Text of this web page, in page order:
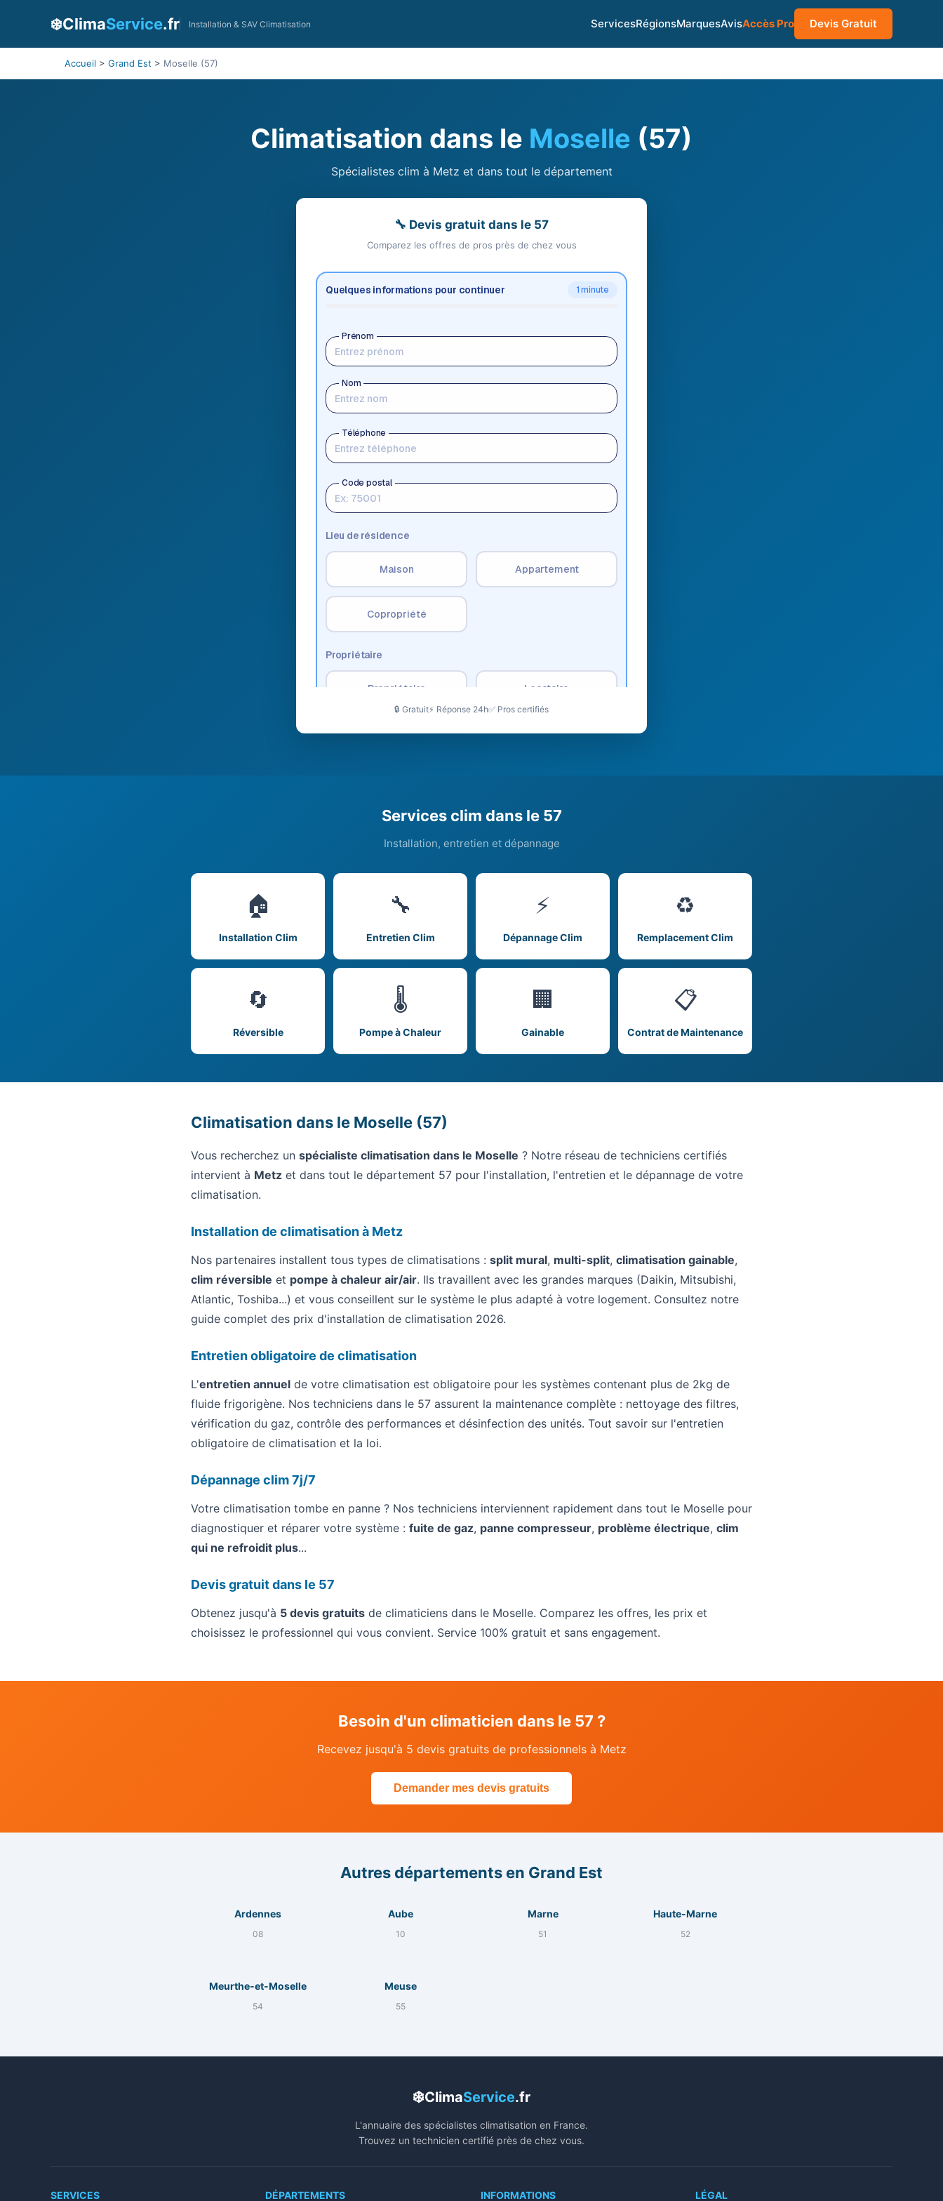
❄️ClimaService.fr Installation & SAV Climatisation ServicesRégionsMarquesAvisAccès Pro Devis Gratuit
Accueil > Grand Est > Moselle (57)
Climatisation dans le Moselle (57)
Spécialistes clim à Metz et dans tout le département
🔧 Devis gratuit dans le 57
Comparez les offres de pros près de chez vous
🔒 Gratuit⚡ Réponse 24h✅ Pros certifiés
Services clim dans le 57
Installation, entretien et dépannage
🏠
Installation Clim
🔧
Entretien Clim
⚡
Dépannage Clim
♻️
Remplacement Clim
🔄
Réversible
🌡️
Pompe à Chaleur
🏢
Gainable
📋
Contrat de Maintenance
Climatisation dans le Moselle (57)
Vous recherchez un spécialiste climatisation dans le Moselle ? Notre réseau de techniciens certifiés
intervient à Metz et dans tout le département 57 pour l'installation, l'entretien et le dépannage de votre
climatisation.
Installation de climatisation à Metz
Nos partenaires installent tous types de climatisations : split mural, multi-split, climatisation gainable,
clim réversible et pompe à chaleur air/air. Ils travaillent avec les grandes marques (Daikin, Mitsubishi,
Atlantic, Toshiba...) et vous conseillent sur le système le plus adapté à votre logement. Consultez notre
guide complet des prix d'installation de climatisation 2026.
Entretien obligatoire de climatisation
L'entretien annuel de votre climatisation est obligatoire pour les systèmes contenant plus de 2kg de
fluide frigorigène. Nos techniciens dans le 57 assurent la maintenance complète : nettoyage des filtres,
vérification du gaz, contrôle des performances et désinfection des unités. Tout savoir sur l'entretien
obligatoire de climatisation et la loi.
Dépannage clim 7j/7
Votre climatisation tombe en panne ? Nos techniciens interviennent rapidement dans tout le Moselle pour
diagnostiquer et réparer votre système : fuite de gaz, panne compresseur, problème électrique, clim
qui ne refroidit plus...
Devis gratuit dans le 57
Obtenez jusqu'à 5 devis gratuits de climaticiens dans le Moselle. Comparez les offres, les prix et
choisissez le professionnel qui vous convient. Service 100% gratuit et sans engagement.
Besoin d'un climaticien dans le 57 ?
Recevez jusqu'à 5 devis gratuits de professionnels à Metz
Demander mes devis gratuits
Autres départements en Grand Est
Ardennes
08
Aube
10
Marne
51
Haute-Marne
52
Meurthe-et-Moselle
54
Meuse
55
❄️ClimaService.fr
L'annuaire des spécialistes climatisation en France.
Trouvez un technicien certifié près de chez vous.
SERVICES DÉPARTEMENTS INFORMATIONS LÉGAL